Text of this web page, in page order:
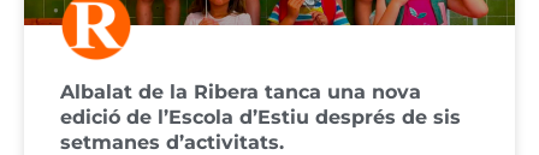
Albalat de la Ribera tanca una nova
edició de l’Escola d’Estiu després de sis
setmanes d’activitats.